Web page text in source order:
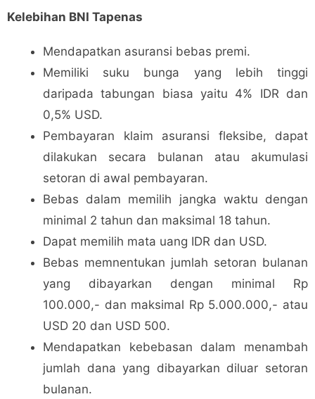
Kelebihan BNI Tapenas
Mendapatkan asuransi bebas premi.
Memiliki suku bunga yang lebih tinggi
daripada tabungan biasa yaitu 4% IDR dan
0,5% USD.
Pembayaran klaim asuransi fleksibe, dapat
dilakukan secara bulanan atau akumulasi
setoran di awal pembayaran.
Bebas dalam memilih jangka waktu dengan
minimal 2 tahun dan maksimal 18 tahun.
Dapat memilih mata uang IDR dan USD.
Bebas memnentukan jumlah setoran bulanan
yang dibayarkan dengan minimal Rp
100.000,- dan maksimal Rp 5.000.000,- atau
USD 20 dan USD 500.
Mendapatkan kebebasan dalam menambah
jumlah dana yang dibayarkan diluar setoran
bulanan.